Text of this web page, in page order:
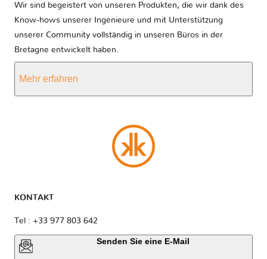
Wir sind begeistert von unseren Produkten, die wir dank des
Know-hows unserer Ingenieure und mit Unterstützung
unserer Community vollständig in unseren Büros in der
Bretagne entwickelt haben.
Mehr erfahren
KONTAKT
Tel : +33 977 803 642
Senden Sie eine E-Mail